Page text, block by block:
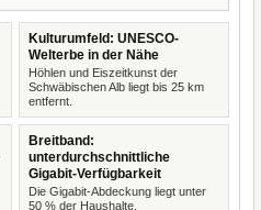
Kulturumfeld: UNESCO-
Welterbe in der Nähe
Höhlen und Eiszeitkunst der
Schwäbischen Alb liegt bis 25 km
entfernt.
Breitband:
unterdurchschnittliche
Gigabit-Verfügbarkeit
Die Gigabit-Abdeckung liegt unter
50 % der Haushalte.